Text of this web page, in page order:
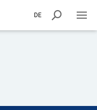
DE